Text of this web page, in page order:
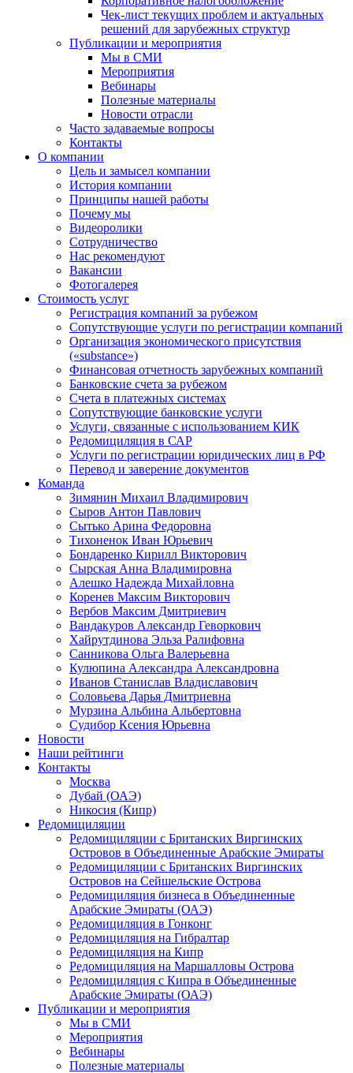
Чек-лист текущих проблем и актуальных
решений для зарубежных структур
Публикации и мероприятия
Мы в СМИ
Мероприятия
Вебинары
Полезные материалы
Новости отрасли
Часто задаваемые вопросы
Контакты
О компании
Цель и замысел компании
История компании
Принципы нашей работы
Почему мы
Видеоролики
Сотрудничество
Нас рекомендуют
Вакансии
Фотогалерея
Стоимость услуг
Регистрация компаний за рубежом
Сопутствующие услуги по регистрации компаний
Организация экономического присутствия
(«substance»)
Финансовая отчетность зарубежных компаний
Банковские счета за рубежом
Счета в платежных системах
Сопутствующие банковские услуги
Услуги, связанные с использованием КИК
Редомициляция в САР
Услуги по регистрации юридических лиц в РФ
Перевод и заверение документов
Команда
Зимянин Михаил Владимирович
Сыров Антон Павлович
Сытько Арина Федоровна
Тихоненок Иван Юрьевич
Бондаренко Кирилл Викторович
Сырская Анна Владимировна
Алешко Надежда Михайловна
Коренев Максим Викторович
Вербов Максим Дмитриевич
Вандакуров Александр Геворкович
Хайрутдинова Эльза Ралифовна
Санникова Ольга Валерьевна
Кулюпина Александра Александровна
Иванов Станислав Владиславович
Соловьева Дарья Дмитриевна
Мурзина Альбина Альбертовна
Судибор Ксения Юрьевна
Новости
Наши рейтинги
Контакты
Москва
Дубай (ОАЭ)
Никосия (Кипр)
Редомициляции
Редомициляции с Британских Виргинских
Островов в Объединенные Арабские Эмираты
Редомициляции с Британских Виргинских
Островов на Сейшельские Острова
Редомициляция бизнеса в Объединенные
Арабские Эмираты (ОАЭ)
Редомициляция в Гонконг
Редомициляция на Гибралтар
Редомициляция на Кипр
Редомициляция на Маршалловы Острова
Редомициляция с Кипра в Объединенные
Арабские Эмираты (ОАЭ)
Публикации и мероприятия
Мы в СМИ
Мероприятия
Вебинары
Полезные материалы